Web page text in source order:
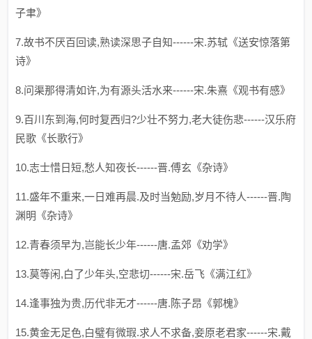
子聿》
7.故书不厌百回读,熟读深思子自知------宋.苏轼《送安惊落第
诗》
8.问渠那得清如许,为有源头活水来------宋.朱熹《观书有感》
9.百川东到海,何时复西归?少壮不努力,老大徒伤悲------汉乐府
民歌《长歌行》
10.志士惜日短,愁人知夜长------晋.傅玄《杂诗》
11.盛年不重来,一日难再晨.及时当勉励,岁月不待人------晋.陶
渊明《杂诗》
12.青春须早为,岂能长少年------唐.孟郊《劝学》
13.莫等闲,白了少年头,空悲切------宋.岳飞《满江红》
14.逢事独为贵,历代非无才------唐.陈子昂《郭槐》
15.黄金无足色,白璧有微瑕.求人不求备,妾原老君家------宋.戴